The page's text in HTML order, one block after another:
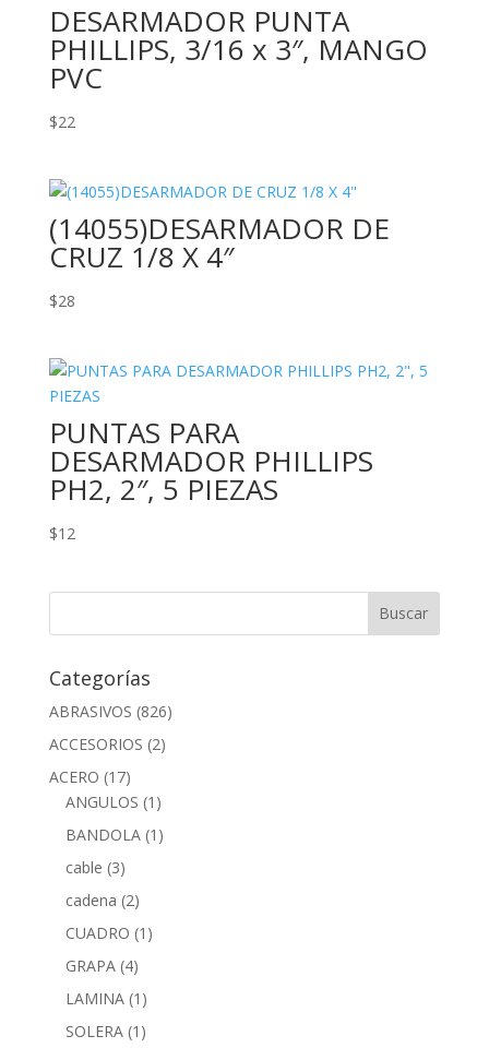
DESARMADOR PUNTA
PHILLIPS, 3/16 x 3″, MANGO
PVC
$22
(14055)DESARMADOR DE
CRUZ 1/8 X 4″
$28
PUNTAS PARA
DESARMADOR PHILLIPS
PH2, 2″, 5 PIEZAS
$12
Categorías
ABRASIVOS (826)
ACCESORIOS (2)
ACERO (17)
ANGULOS (1)
BANDOLA (1)
cable (3)
cadena (2)
CUADRO (1)
GRAPA (4)
LAMINA (1)
SOLERA (1)